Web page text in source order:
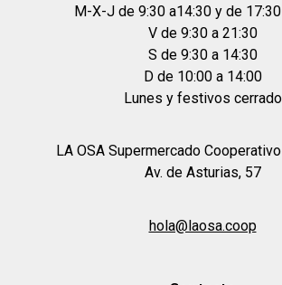
M-X-J de 9:30 a14:30 y de
V de 9:30 a 21:30
S de 9:30 a 14:30
D de 10:00 a 14:00
Lunes y festivos cerrado
LA OSA Supermercado
Av. de Asturias, 57
hola@laosa.coop